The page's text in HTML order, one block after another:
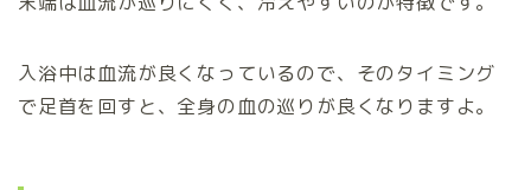
入浴中は血流が良くなっているので、そのタイミング
で足首を回すと、全身の血の巡りが良くなりますよ。